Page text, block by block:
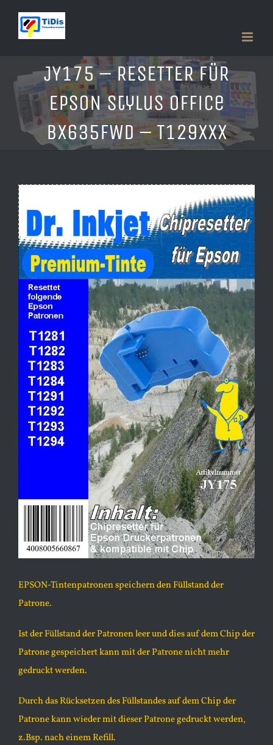
Inhalt
JY175 – RESETTER FÜR
EPSON Stylus Office
BX635FWD – T129xxx
Zeige
grösseres
Bild
EPSON-Tintenpatronen speichern den Füllstand der
Patrone.
Ist der Füllstand der Patronen leer und dies auf dem Chip der
Patrone gespeichert kann mit der Patrone nicht mehr
gedruckt werden.
Durch das Rücksetzen des Füllstandes auf dem Chip der
Patrone kann wieder mit dieser Patrone gedruckt werden,
z.Bsp. nach einem Refill.